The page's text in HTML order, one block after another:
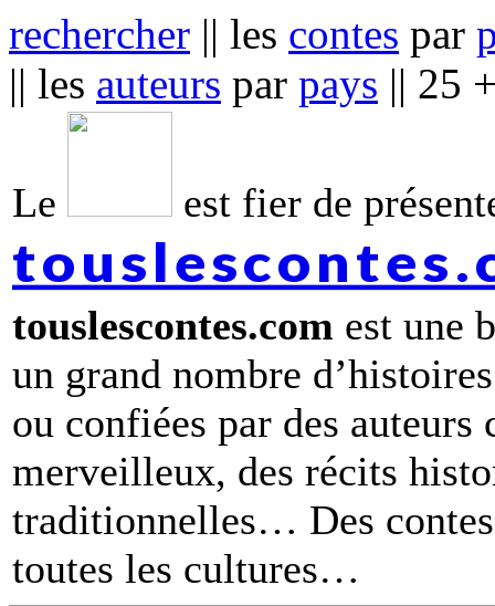
rechercher || les contes par
|| les auteurs par pays || 25
Le est fier de
touslescontes.com est une
un grand nombre
ou confiées par des
merveilleux, des récits
traditionnelles… Des
toutes les cultures